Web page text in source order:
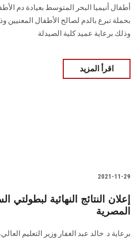
أطفال أنيميا البحر المتوسط بعيادة دم
بحملة تبرع بالدم لصالح الأطفال
وذلك برعاية عميد كلية الصيدلة
اقرأ المزيد
2021-11-29
إعلان النتائج النهائية
المصرية
برعاية د. خالد عبد الغفار وزير التعليم